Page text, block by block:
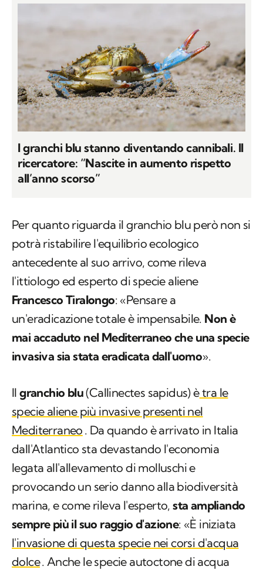
I granchi blu stanno diventando cannibali. Il
ricercatore: “Nascite in aumento rispetto
all’anno scorso”
Per quanto riguarda il granchio blu però non si
potrà ristabilire l'equilibrio ecologico
antecedente al suo arrivo, come rileva
l'ittiologo ed esperto di specie aliene
Francesco Tiralongo: «Pensare a
un'eradicazione totale è impensabile. Non è
mai accaduto nel Mediterraneo che una specie
invasiva sia stata eradicata dall'uomo».
Ilgranchio blu(Callinectes sapidus) ètra le
specie aliene più invasive presenti nel
Mediterraneo . Da quando è arrivato in Italia
dall'Atlantico sta devastando l'economia
legata all'allevamento di molluschi e
provocando un serio danno alla biodiversità
marina, e come rileva l'esperto,sta ampliando
sempre più il suo raggio d'azione: «È iniziata
l'invasione di questa specie nei corsi d'acqua
dolce. Anche le specie autoctone di acqua